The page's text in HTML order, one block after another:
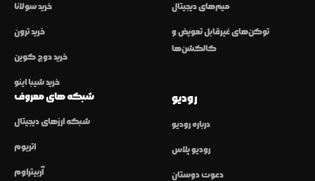
خرید سولانا
خرید ترون
خرید دوج کوین
خرید شیبا اینو
میم‌های دیجیتال
توکن‌های غیرقابل تعویض و
کالکشن‌ها
شبکه های معروف
شبکه ارزهای دیجیتال
اتریوم
آربیتراوم
رودیو
درباره رودیو
رودیو پلاس
دعوت دوستان